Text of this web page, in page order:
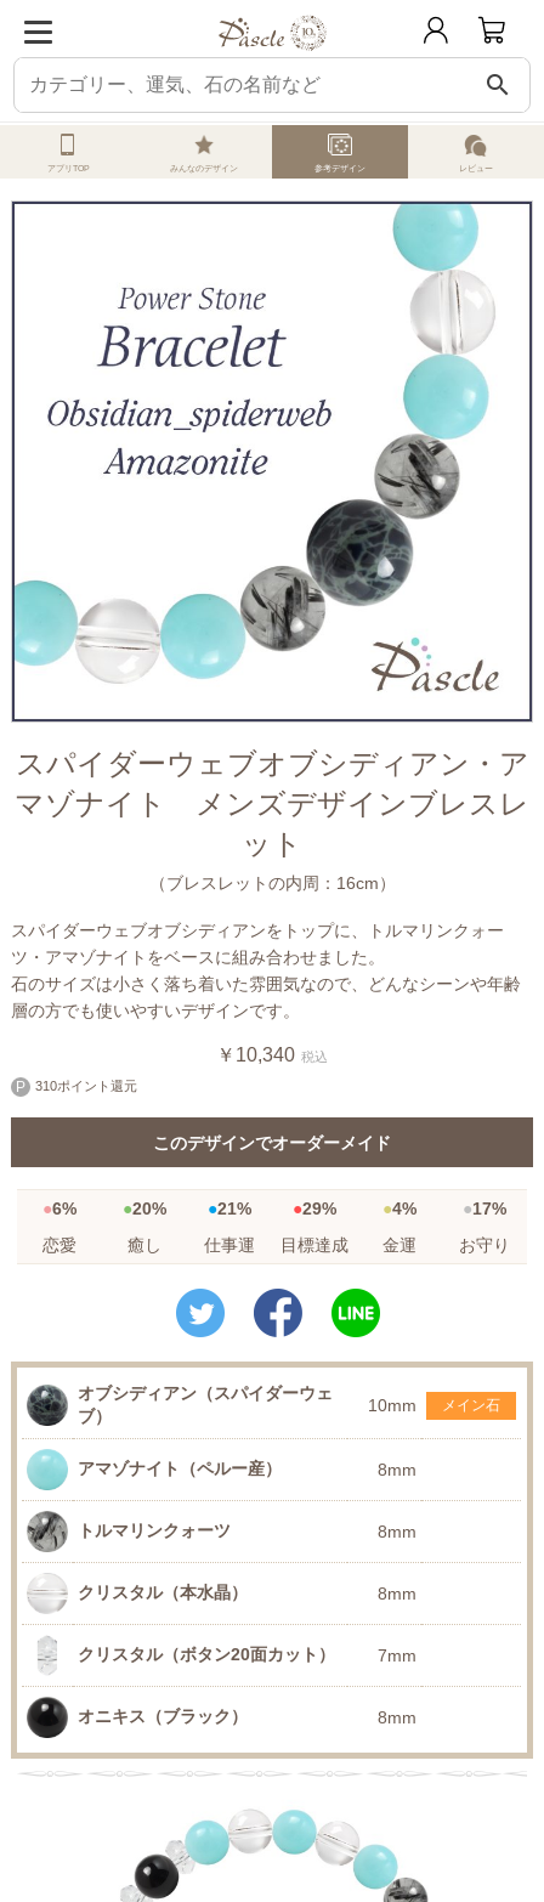
search
ホーム オーダーメイド 参考デザイン スパイダーウェブオブシディアン
アプリTOP みんなのデザイン 参考デザイン レビュー
スパイダーウェブオブシディアン・ア
マゾナイト メンズデザインブレスレ
ット
（ブレスレットの内周：16cm）
スパイダーウェブオブシディアンをトップに、トルマリンクォー
ツ・アマゾナイトをベースに組み合わせました。
石のサイズは小さく落ち着いた雰囲気なので、どんなシーンや年齢
層の方でも使いやすいデザインです。
￥10,340 税込
310ポイント還元
このデザインでオーダーメイド
6% 20% 21% 29% 4%
17%
恋愛
癒し 仕事運 目標達成 金運 お守り
オブシディアン（スパイダーウェ
ブ）
10mm メイン石
アマゾナイト（ペルー産） 8mm
トルマリンクォーツ 8mm
クリスタル（本水晶） 8mm
クリスタル（ボタン20面カット） 7mm
オニキス（ブラック） 8mm